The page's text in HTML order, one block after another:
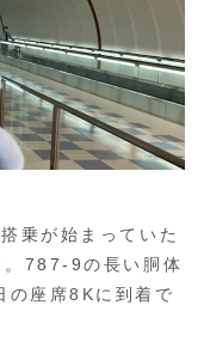
乗が始まっていた
。787-9の長い胴体
の座席8Kに到着で